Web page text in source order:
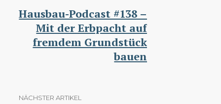
Hausbau-Podcast #138 –
Mit der Erbpacht auf
fremdem Grundstück
bauen
NÄCHSTER ARTIKEL